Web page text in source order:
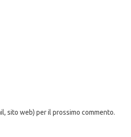
sito web) per il prossimo commento.